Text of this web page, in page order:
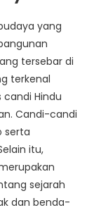
yang
tersebar di
terkenal
candi Hindu
Candi-candi
serta
itu,
sejarah
dan benda-